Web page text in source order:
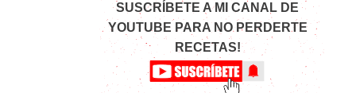
SUSCRÍBETE A MI CANAL DE
YOUTUBE PARA NO PERDERTE
RECETAS!